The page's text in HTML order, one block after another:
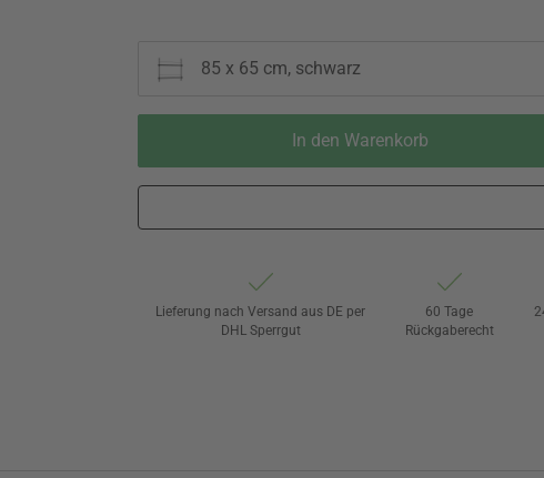
85 x 65 cm, schwarz
In den Warenkorb
Lieferung nach Versand aus DE per
DHL Sperrgut
60 Tage
Rückgaberecht